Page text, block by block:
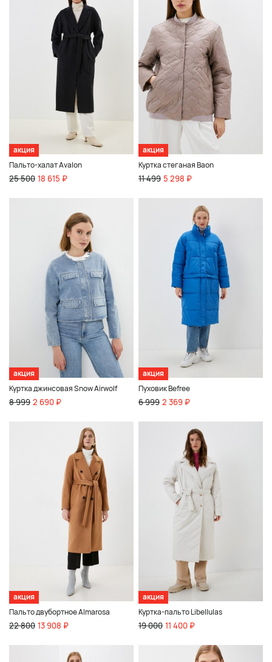
акция
Пальто-халат Avalon
25 500 18 615 ₽
акция
Куртка стеганая Baon
11 499 5 298 ₽
акция
Куртка джинсовая Snow Airwolf
8 999 2 690 ₽
акция
Пуховик Befree
6 999 2 369 ₽
акция
Пальто двубортное Almarosa
22 800 13 908 ₽
акция
Куртка-пальто Libellulas
19 000 11 400 ₽